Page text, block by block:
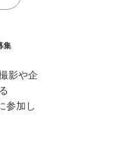
集
影や企
参加し